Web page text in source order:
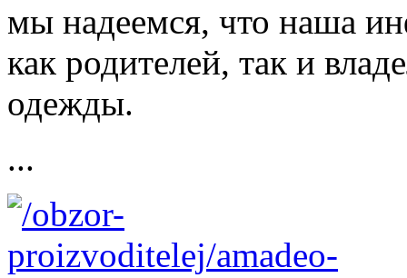
мы надеемся, что наша
как родителей, так и
одежды.
...